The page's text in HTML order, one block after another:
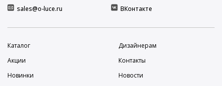
sales@o-luce.ru
ВКонтакте
Каталог
Дизайнерам
Акции
Контакты
Новинки
Новости